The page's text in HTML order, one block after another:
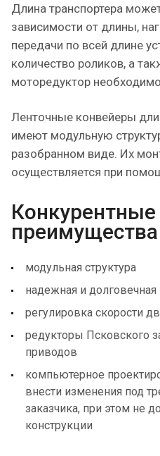
Длина транспортера
зависимости от длины,
передачи по всей длине
количество роликов, а
моторедуктор
Ленточные конвейеры
имеют модульную
разобранном виде. Их
осуществляется при
Конкурентные
преимущества
модульная структура
надежная и долговечная
регулировка скорости
редукторы Псковского
приводов
компьютерное
внести изменения под
заказчика, при этом не
конструкции